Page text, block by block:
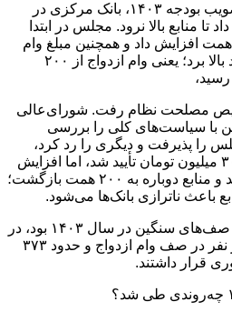
کارشناس پولی: در جریان تصویب بودجه ۱۴۰۳، بانک مرکزی در
تا منابع بالا نرود. مجلس در ابتدا
منابع را از ۲۰۰ همت به ۳۰۰ همت افزایش داد و همچنین مبلغ وام
فردی را حدود ۵۰ تا ۶۰ درصد بالا برد؛ یعنی وام ازدواج از ۲۰۰
مصلحت نظام رفت. شورای‌عالی
با سیاست‌های کلی را بررسی
را پذیرفت و دیگری را رد کرد،
افزایش مبلغ فردی وام به ۳۰۰ میلیون تومان تأیید شد، اما افزایش
منابع کلی به ۳۰۰ همت رد شد و منابع دوباره به ۲۰۰ همت بازگشت؛
باعث ناترازی بانک‌ها می‌شود.
نتیجه این تصمیم، شکل‌گیری صف‌های سنگین در سال ۱۴۰۳ بود، در
پایان آن سال حدود ۴۵۰ هزار نفر در صف وام ازدواج و حدود ۳۷۳
قرار داشتند.